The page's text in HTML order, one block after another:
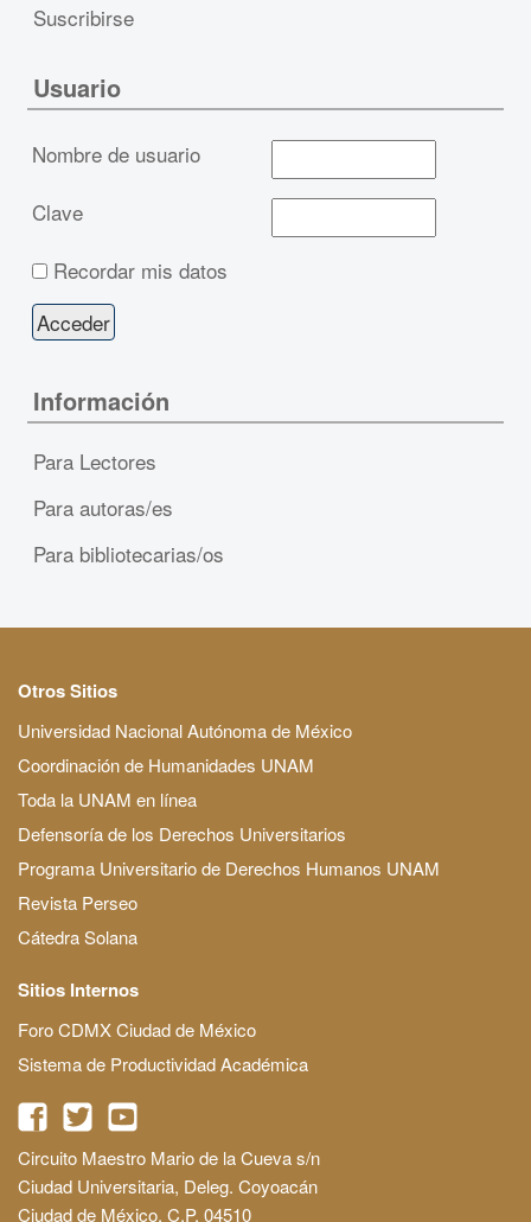
Suscribirse
Usuario
Nombre de usuario
Clave
Recordar mis datos
Información
Para Lectores
Para autoras/es
Para bibliotecarias/os
Otros Sitios
Universidad Nacional Autónoma de México
Coordinación de Humanidades UNAM
Toda la UNAM en línea
Defensoría de los Derechos Universitarios
Programa Universitario de Derechos Humanos UNAM
Revista Perseo
Cátedra Solana
Sitios Internos
Foro CDMX Ciudad de México
Sistema de Productividad Académica
Circuito Maestro Mario de la Cueva s/n
Ciudad Universitaria, Deleg. Coyoacán
Ciudad de México, C.P. 04510